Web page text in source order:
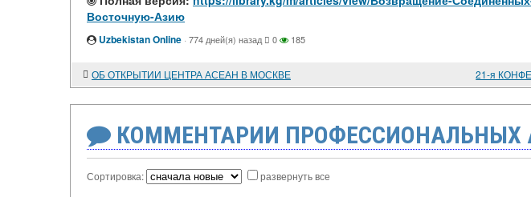
Восточную-Азию
Uzbekistan Online · 774 дней(я) назад 0 185
ОБ ОТКРЫТИИ ЦЕНТРА АСЕАН В МОСКВЕ
КОММЕНТАРИИ ПРОФЕССИОНАЛЬНЫХ
Сортировка: развернуть все